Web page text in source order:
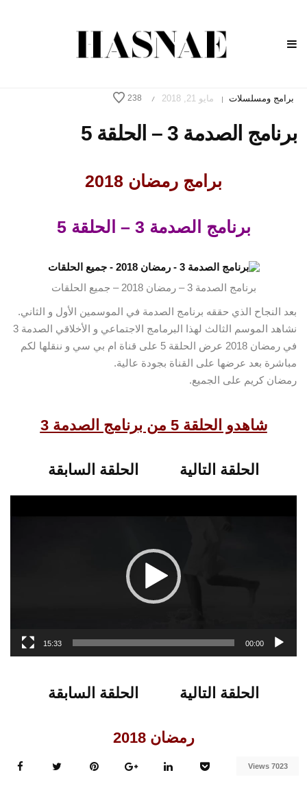
برامج ومسلسلات | مايو 21, 2018 /
238
برنامج الصدمة 3 – الحلقة 5
برامج رمضان 2018
برنامج الصدمة 3 – الحلقة 5
برنامج الصدمة 3 – رمضان 2018 – جميع الحلقات
بعد النجاح الذي حققه برنامج الصدمة في الموسمين الأول و الثاني.
نشاهد الموسم الثالث لهذا البرمامج الاجتماعي و الأخلاقي الصدمة 3
في رمضان 2018 عرض الحلقة 5 على قناة ام بي سي و ننقلها لكم
مباشرة بعد عرضها على القناة بجودة عالية.
رمضان كريم على الجميع.
شاهدو الحلقة 5 من برنامج الصدمة 3
الحلقة التالية الحلقة السابقة
00:00
15:33
الحلقة التالية الحلقة السابقة
رمضان 2018
7023 Views